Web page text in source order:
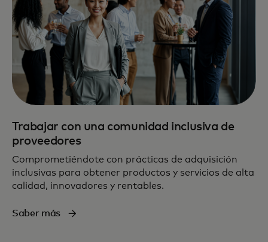
Trabajar con una comunidad inclusiva de
proveedores
Comprometiéndote con prácticas de adquisición
inclusivas para obtener productos y servicios de alta
calidad, innovadores y rentables.
Saber más